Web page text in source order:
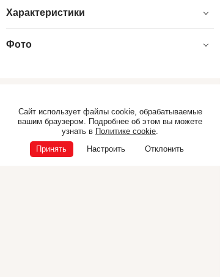
Характеристики
Фото
Самоходная техника
Прицепная техника
Коммунальная техника
ТЕХНИКА CANCELA
Дополнительное
оборудование
Сайт использует файлы cookie, обрабатываемые
вашим браузером. Подробнее об этом вы можете
узнать в Политике cookie.
Принять
Настроить Отклонить